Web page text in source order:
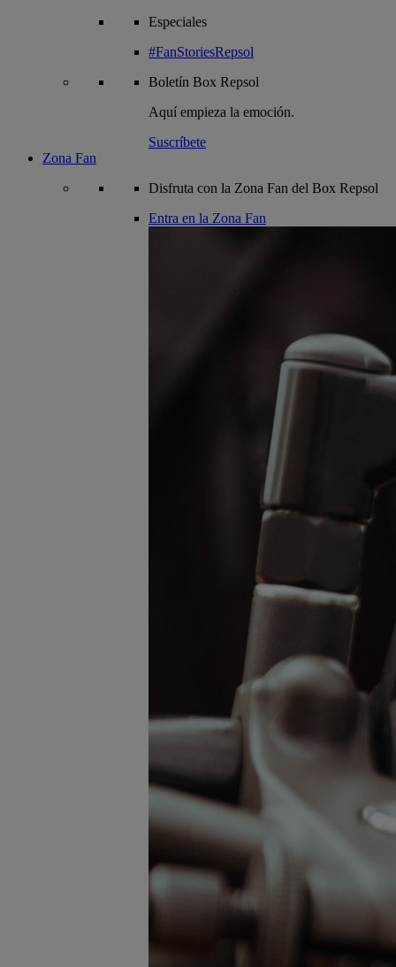
Especiales
#FanStoriesRepsol
Boletín Box Repsol
Aquí empieza la emoción.
Suscríbete
Zona Fan
Disfruta con la Zona Fan del Box Repsol
Entra en la Zona Fan